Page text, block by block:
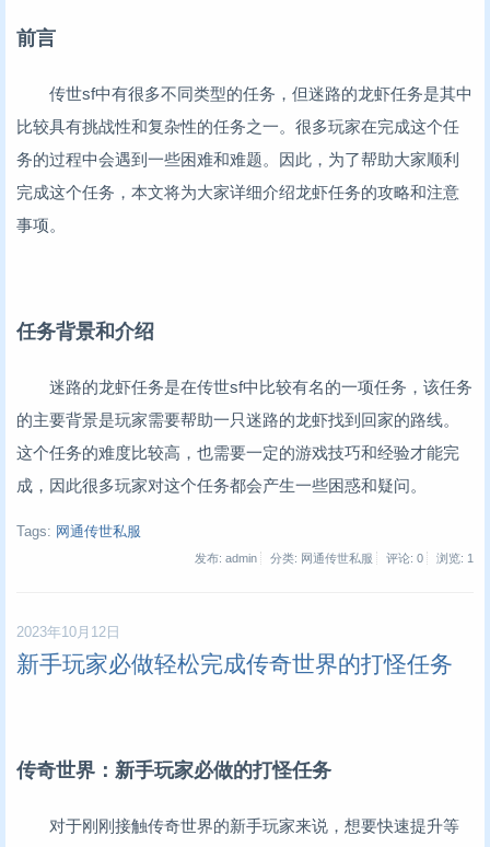
前言
传世sf中有很多不同类型的任务，但迷路的龙虾任务是其中
比较具有挑战性和复杂性的任务之一。很多玩家在完成这个任
务的过程中会遇到一些困难和难题。因此，为了帮助大家顺利
完成这个任务，本文将为大家详细介绍龙虾任务的攻略和注意
事项。
任务背景和介绍
迷路的龙虾任务是在传世sf中比较有名的一项任务，该任务
的主要背景是玩家需要帮助一只迷路的龙虾找到回家的路线。
这个任务的难度比较高，也需要一定的游戏技巧和经验才能完
成，因此很多玩家对这个任务都会产生一些困惑和疑问。
Tags: 网通传世私服
发布: admin 分类: 网通传世私服 评论: 0 浏览: 1
2023年10月12日
新手玩家必做轻松完成传奇世界的打怪任务
传奇世界：新手玩家必做的打怪任务
对于刚刚接触传奇世界的新手玩家来说，想要快速提升等